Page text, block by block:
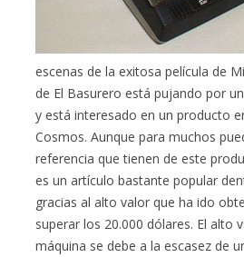
escenas de la exitosa película de
de El Basurero está pujando por
y está interesado en un producto
Cosmos. Aunque para muchos
referencia que tienen de este
es un artículo bastante popular
gracias al alto valor que ha ido
superar los 20.000 dólares. El alto
máquina se debe a la escasez de